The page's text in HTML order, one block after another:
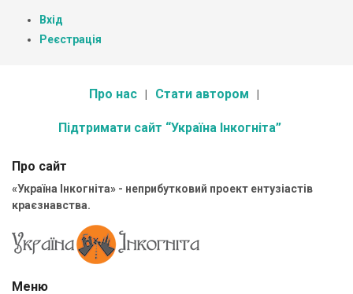
Вхід
Реєстрація
Про нас Стати автором
Підтримати сайт “Україна Інкогніта”
Про сайт
«Україна Інкогніта» - неприбутковий проект ентузіастів
краєзнавства.
Меню